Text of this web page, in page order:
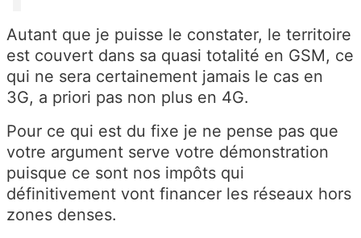
Autant que je puisse le constater, le territoire
est couvert dans sa quasi totalité en GSM, ce
qui ne sera certainement jamais le cas en
3G, a priori pas non plus en 4G.
Pour ce qui est du fixe je ne pense pas que
votre argument serve votre démonstration
puisque ce sont nos impôts qui
définitivement vont financer les réseaux hors
zones denses.